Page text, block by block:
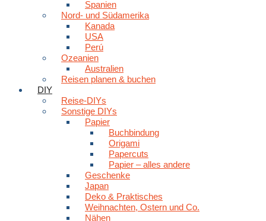
Spanien
Nord- und Südamerika
Kanada
USA
Perú
Ozeanien
Australien
Reisen planen & buchen
DIY
Reise-DIYs
Sonstige DIYs
Papier
Buchbindung
Origami
Papercuts
Papier – alles andere
Geschenke
Japan
Deko & Praktisches
Weihnachten, Ostern und Co.
Nähen